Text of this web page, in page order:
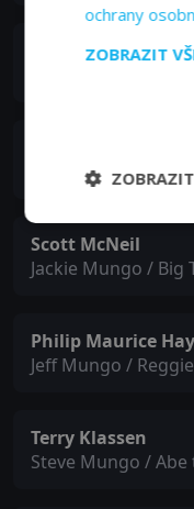
Teryl Rothery
Flamingo Kid /
Scott McNeil
Jackie Mungo / Big
Philip Maurice
Jeff Mungo /
Terry Klassen
Steve Mungo /
ochrany
ZOBRAZIT